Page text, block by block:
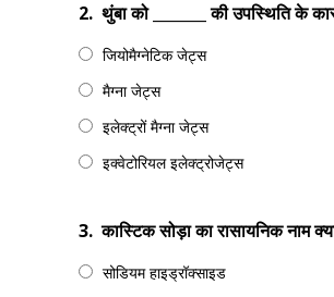
2. थुंबा को _______ की उपस्थिति के
जियोमैग्नेटिक जेट्स
मैग्ना जेट्स
इलेक्ट्रों मैग्ना जेट्स
इक्वेटोरियल इलेक्ट्रोजेट्स
3. कास्टिक सोड़ा का रासायनिक नाम
सोडियम हाइड्रॉक्साइड